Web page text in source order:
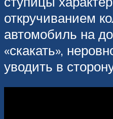
откручиванием
автомобиль на
«скакать»,
уводить в